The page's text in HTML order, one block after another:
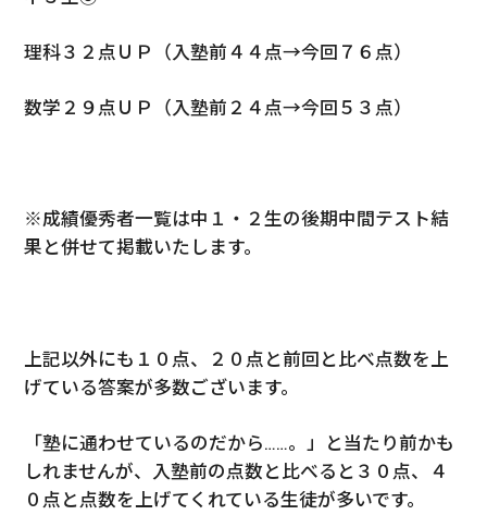
理科３２点ＵＰ（入塾前４４点→今回７６点）
数学２９点ＵＰ（入塾前２４点→今回５３点）
※成績優秀者一覧は中１・２生の後期中間テスト結
果と併せて掲載いたします。
上記以外にも１０点、２０点と前回と比べ点数を上
げている答案が多数ございます。
「塾に通わせているのだから……。」と当たり前かも
しれませんが、入塾前の点数と比べると３０点、４
０点と点数を上げてくれている生徒が多いです。